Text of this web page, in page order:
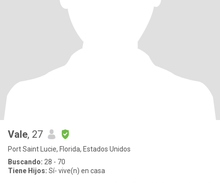
Vale, 27
Port Saint Lucie, Florida, Estados Unidos
Buscando: 28 - 70
Tiene Hijos: Sí- vive(n) en casa